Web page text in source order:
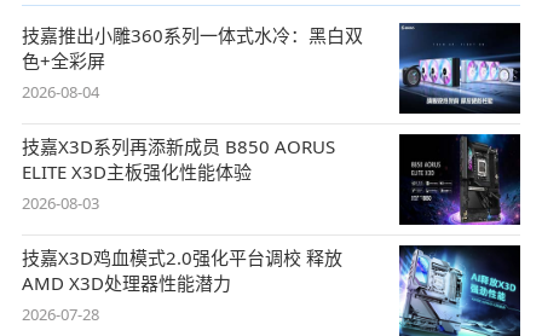
技嘉推出小雕360系列一体式水冷：黑白双
色+全彩屏
2026-08-04
技嘉X3D系列再添新成员 B850 AORUS
ELITE X3D主板强化性能体验
2026-08-03
技嘉X3D鸡血模式2.0强化平台调校 释放
AMD X3D处理器性能潜力
2026-07-28